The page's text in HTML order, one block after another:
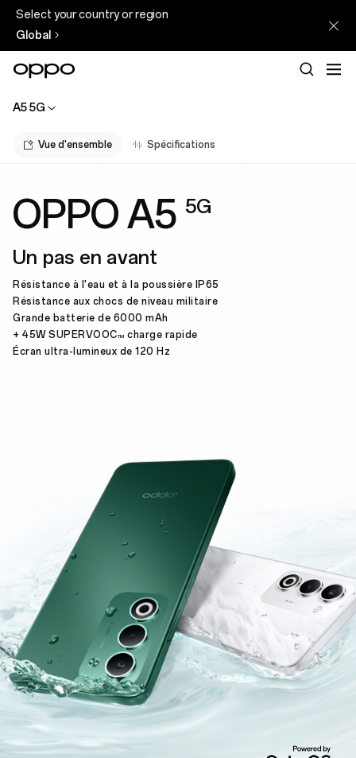
Select your country or region
Global
A5 5G
Vue d'ensemble Spécifications
OPPO A5 5G
Un pas en avant
Résistance à l'eau et à la poussière IP65
Résistance aux chocs de niveau militaire
Grande batterie de 6000 mAh
+ 45W SUPERVOOCTM charge rapide
Écran ultra-lumineux de 120 Hz